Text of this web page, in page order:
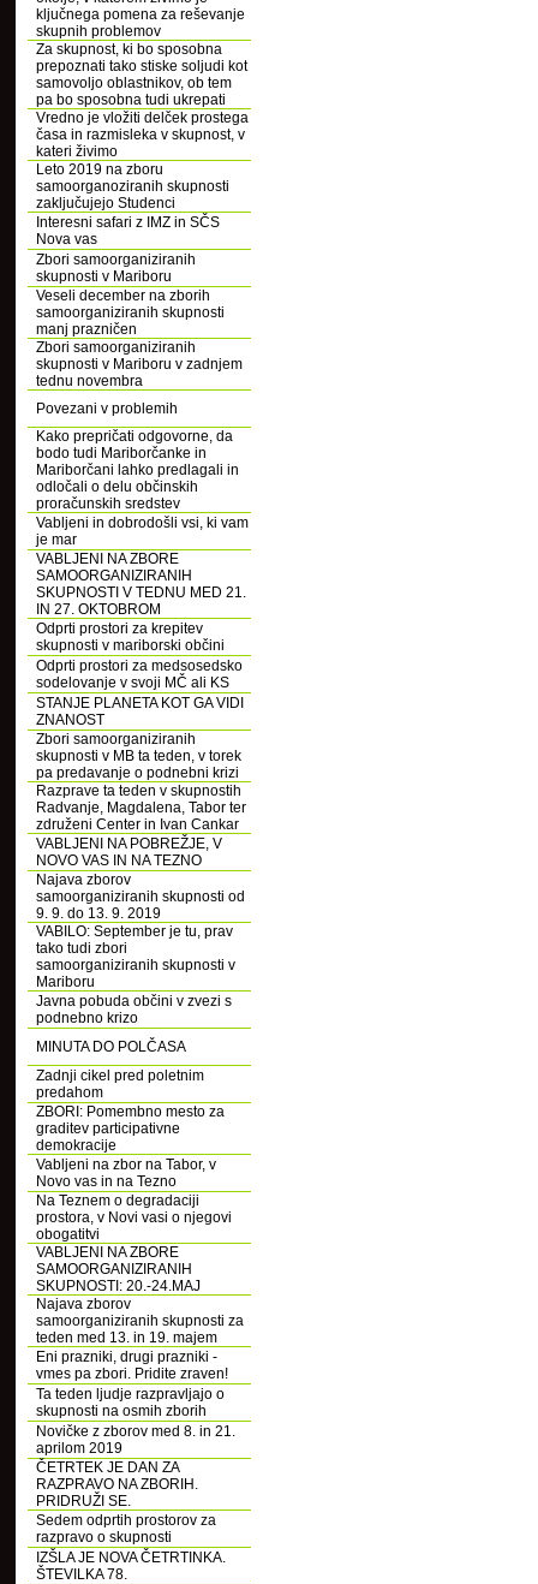
ključnega pomena za reševanje
skupnih problemov
Za skupnost, ki bo sposobna
prepoznati tako stiske soljudi kot
samovoljo oblastnikov, ob tem
pa bo sposobna tudi ukrepati
Vredno je vložiti delček prostega
časa in razmisleka v skupnost, v
kateri živimo
Leto 2019 na zboru
samoorganoziranih skupnosti
zaključujejo Studenci
Interesni safari z IMZ in SČS
Nova vas
Zbori samoorganiziranih
skupnosti v Mariboru
Veseli december na zborih
samoorganiziranih skupnosti
manj prazničen
Zbori samoorganiziranih
skupnosti v Mariboru v zadnjem
tednu novembra
Povezani v problemih
Kako prepričati odgovorne, da
bodo tudi Mariborčanke in
Mariborčani lahko predlagali in
odločali o delu občinskih
proračunskih sredstev
Vabljeni in dobrodošli vsi, ki vam
je mar
VABLJENI NA ZBORE
SAMOORGANIZIRANIH
SKUPNOSTI V TEDNU MED 21.
IN 27. OKTOBROM
Odprti prostori za krepitev
skupnosti v mariborski občini
Odprti prostori za medsosedsko
sodelovanje v svoji MČ ali KS
STANJE PLANETA KOT GA VIDI
ZNANOST
Zbori samoorganiziranih
skupnosti v MB ta teden, v torek
pa predavanje o podnebni krizi
Razprave ta teden v skupnostih
Radvanje, Magdalena, Tabor ter
združeni Center in Ivan Cankar
VABLJENI NA POBREŽJE, V
NOVO VAS IN NA TEZNO
Najava zborov
samoorganiziranih skupnosti od
9. 9. do 13. 9. 2019
VABILO: September je tu, prav
tako tudi zbori
samoorganiziranih skupnosti v
Mariboru
Javna pobuda občini v zvezi s
podnebno krizo
MINUTA DO POLČASA
Zadnji cikel pred poletnim
predahom
ZBORI: Pomembno mesto za
graditev participativne
demokracije
Vabljeni na zbor na Tabor, v
Novo vas in na Tezno
Na Teznem o degradaciji
prostora, v Novi vasi o njegovi
obogatitvi
VABLJENI NA ZBORE
SAMOORGANIZIRANIH
SKUPNOSTI: 20.-24.MAJ
Najava zborov
samoorganiziranih skupnosti za
teden med 13. in 19. majem
Eni prazniki, drugi prazniki -
vmes pa zbori. Pridite zraven!
Ta teden ljudje razpravljajo o
skupnosti na osmih zborih
Novičke z zborov med 8. in 21.
aprilom 2019
ČETRTEK JE DAN ZA
RAZPRAVO NA ZBORIH.
PRIDRUŽI SE.
Sedem odprtih prostorov za
razpravo o skupnosti
IZŠLA JE NOVA ČETRTINKA.
ŠTEVILKA 78.